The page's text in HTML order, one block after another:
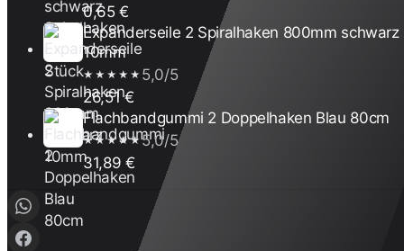
0,65 €
Expanderseile 2 Spiralhaken 800mm schwarz
10mm
★★★★★ 5,0/5
26,51 €
Flachbandgummi 2 Doppelhaken Blau 80cm
★★★★★5,0/5
31,89 €